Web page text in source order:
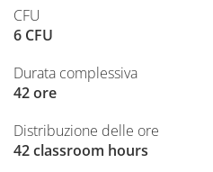
CFU
6 CFU
Durata complessiva
42 ore
Distribuzione delle ore
42 classroom hours